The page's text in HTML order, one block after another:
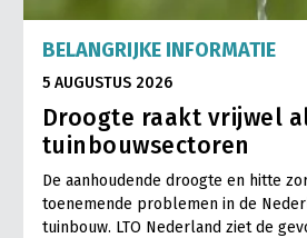
BELANGRIJKE INFORMATIE
5 AUGUSTUS 2026
Droogte raakt vrijwel
tuinbouwsectoren
De aanhoudende droogte en hitte
toenemende problemen in de
tuinbouw. LTO Nederland ziet de